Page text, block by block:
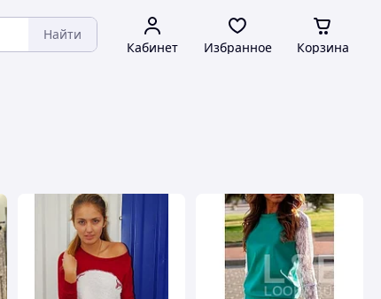
Найти
Кабинет Избранное Корзина